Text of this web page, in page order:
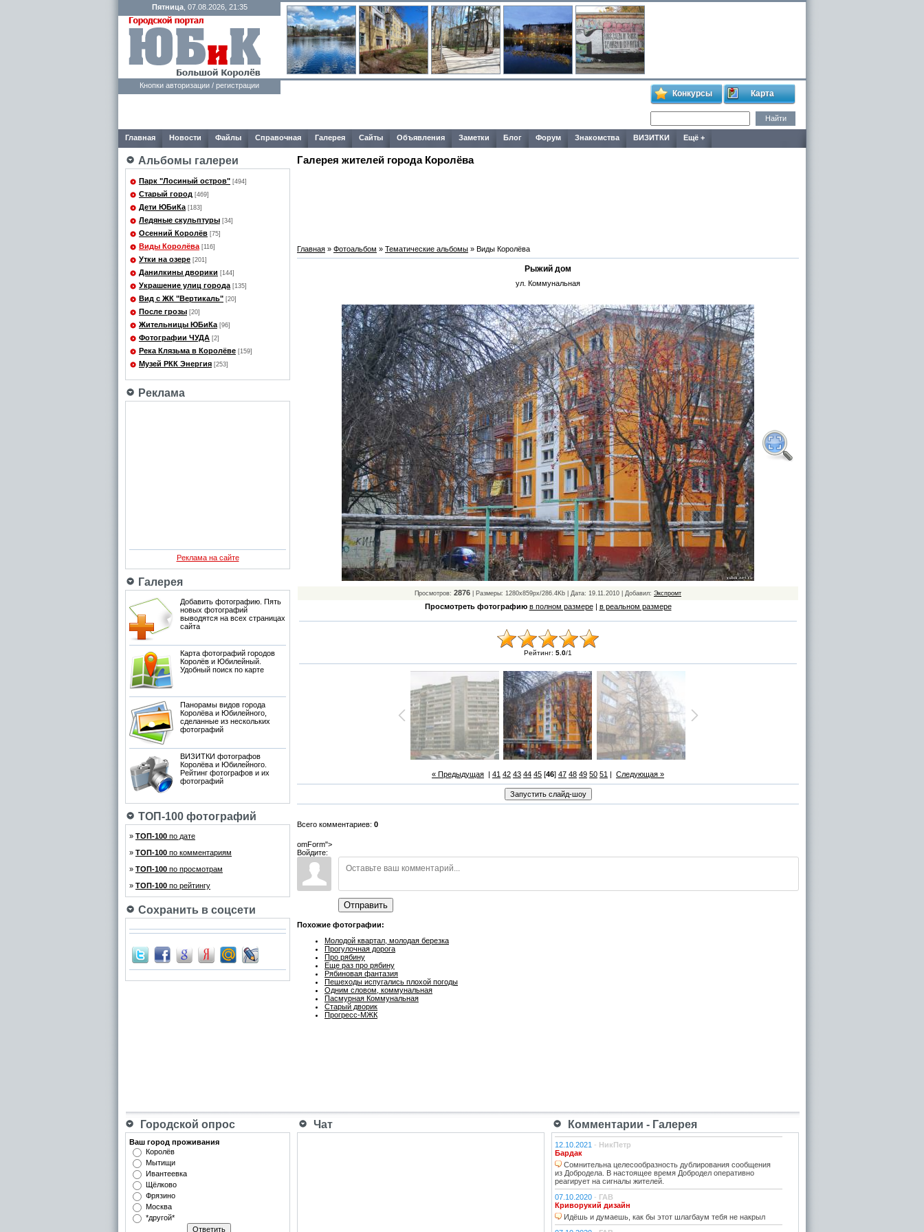
Пятница, 07.08.2026, 21:35
Кнопки авторизации / регистрации
Конкурсы Карта
Главная Новости Файлы Справочная Галерея Сайты Объявления Заметки Блог Форум Знакомства ВИЗИТКИ Ещё +
Альбомы галереи
Парк "Лосиный остров" [494]
Старый город [469]
Дети ЮБиКа [183]
Ледяные скульптуры [34]
Осенний Королёв [75]
Виды Королёва [116]
Утки на озере [201]
Данилкины дворики [144]
Украшение улиц города [135]
Вид с ЖК "Вертикаль" [20]
После грозы [20]
Жительницы ЮБиКа [96]
Фотографии ЧУДА [2]
Река Клязьма в Королёве [159]
Музей РКК Энергия [253]
Реклама
Реклама на сайте
Галерея
Добавить фотографию. Пять
новых фотографий
выводятся на всех страницах
сайта
Карта фотографий городов
Королёв и Юбилейный.
Удобный поиск по карте
Панорамы видов города
Королёва и Юбилейного,
сделанные из нескольких
фотографий
ВИЗИТКИ фотографов
Королёва и Юбилейного.
Рейтинг фотографов и их
фотографий
ТОП-100 фотографий
» ТОП-100 по дате
» ТОП-100 по комментариям
» ТОП-100 по просмотрам
» ТОП-100 по рейтингу
Сохранить в соцсети
Галерея жителей города Королёва
Главная » Фотоальбом » Тематические альбомы » Виды Королёва
Рыжий дом
ул. Коммунальная
Просмотров: 2876 | Размеры: 1280x859px/286.4Kb | Дата: 19.11.2010 | Добавил: Экспромт
Просмотреть фотографию в полном размере| в реальном размере
Рейтинг: 5.0/1
« Предыдущая | 41 42 43 44 45 [46] 47 48 49 50 51 | Следующая »
Всего комментариев: 0
omForm">
Войдите:
Отправить
Похожие фотографии:
Молодой квартал, молодая березка
Прогулочная дорога
Про рябину
Еще раз про рябину
Рябиновая фантазия
Пешеходы испугались плохой погоды
Одним словом, коммунальная
Пасмурная Коммунальная
Старый дворик
Прогресс-МЖК
Городской опрос Чат Комментарии - Галерея
Ваш город проживания
Королёв
Мытищи
Ивантеевка
Щёлково
Фрязино
Москва
*другой*
12.10.2021 - НикПетр
Бардак
Сомнительна целесообразность дублирования сообщения
из Добродела. В настоящее время Добродел оперативно
реагирует на сигналы жителей.
07.10.2020 - ГАВ
Криворукий дизайн
Идёшь и думаешь, как бы этот шлагбаум тебя не накрыл